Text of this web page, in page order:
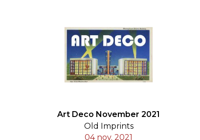
Art Deco November 2021
Old Imprints
04 nov. 2021